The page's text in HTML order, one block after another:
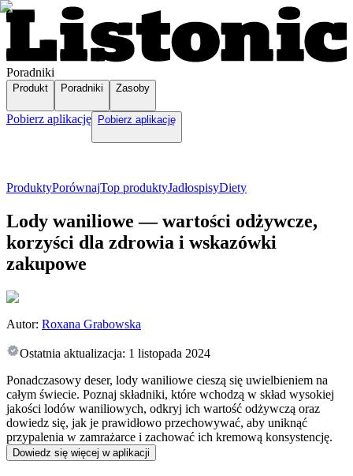
Poradniki
Produkt Poradniki Zasoby
Pobierz aplikację Pobierz aplikację
ProduktyPorównajTop produktyJadłospisyDiety
Lody waniliowe — wartości odżywcze,
korzyści dla zdrowia i wskazówki
zakupowe
Autor: Roxana Grabowska
Ostatnia aktualizacja: 1 listopada 2024
Ponadczasowy deser, lody waniliowe cieszą się uwielbieniem na
całym świecie. Poznaj składniki, które wchodzą w skład wysokiej
jakości lodów waniliowych, odkryj ich wartość odżywczą oraz
dowiedz się, jak je prawidłowo przechowywać, aby uniknąć
przypalenia w zamrażarce i zachować ich kremową konsystencję.
Dowiedz się więcej w aplikacji